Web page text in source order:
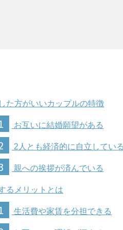
た方がいいカップルの特徴
お互いに結婚願望がある
2人とも経済的に自立してい
親への挨拶が済んでいる
るメリットとは
生活費や家賃を分担できる